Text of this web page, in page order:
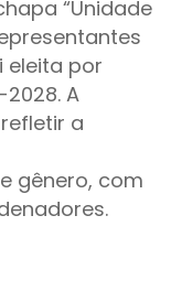
“Unidade
eleita por
A
a
gênero, com